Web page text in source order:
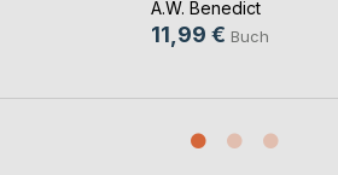
A.W. Benedict
11,99 € Buch